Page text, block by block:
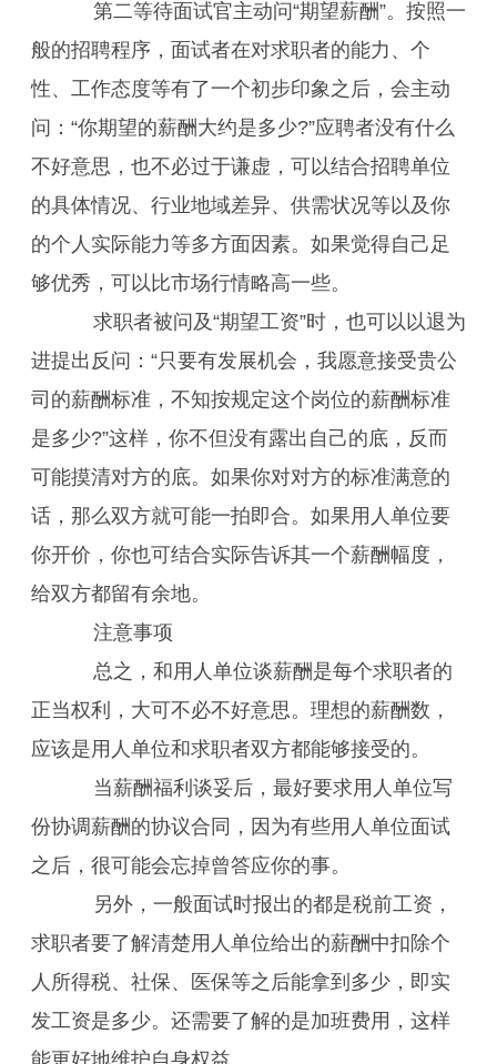
第二等待面试官主动问“期望薪酬”。按照一
般的招聘程序，面试者在对求职者的能力、个
性、工作态度等有了一个初步印象之后，会主动
问：“你期望的薪酬大约是多少?”应聘者没有什么
不好意思，也不必过于谦虚，可以结合招聘单位
的具体情况、行业地域差异、供需状况等以及你
的个人实际能力等多方面因素。如果觉得自己足
够优秀，可以比市场行情略高一些。
求职者被问及“期望工资”时，也可以以退为
进提出反问：“只要有发展机会，我愿意接受贵公
司的薪酬标准，不知按规定这个岗位的薪酬标准
是多少?”这样，你不但没有露出自己的底，反而
可能摸清对方的底。如果你对对方的标准满意的
话，那么双方就可能一拍即合。如果用人单位要
你开价，你也可结合实际告诉其一个薪酬幅度，
给双方都留有余地。
注意事项
总之，和用人单位谈薪酬是每个求职者的
正当权利，大可不必不好意思。理想的薪酬数，
应该是用人单位和求职者双方都能够接受的。
当薪酬福利谈妥后，最好要求用人单位写
份协调薪酬的协议合同，因为有些用人单位面试
之后，很可能会忘掉曾答应你的事。
另外，一般面试时报出的都是税前工资，
求职者要了解清楚用人单位给出的薪酬中扣除个
人所得税、社保、医保等之后能拿到多少，即实
发工资是多少。还需要了解的是加班费用，这样
能更好地维护自身权益。